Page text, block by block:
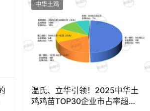
中华土鸡
温氏、立华引领！2025中华土
鸡鸡苗TOP30企业市占率超